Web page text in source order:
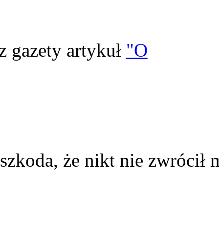
gazety artykuł "O
że nikt nie zwrócił